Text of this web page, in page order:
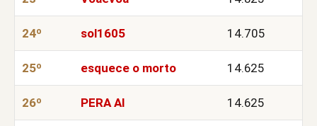
24º sol1605 14.705
25º esquece o morto 14.625
26º PERA AI 14.625